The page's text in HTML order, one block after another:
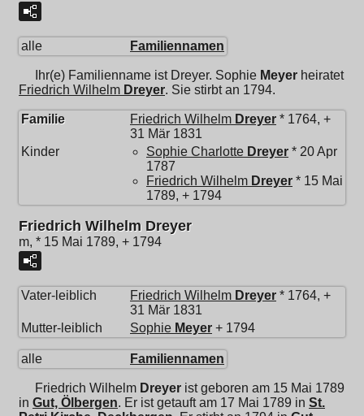
alle Familiennamen
Ihr(e) Familienname ist Dreyer. Sophie Meyer heiratet
Friedrich Wilhelm Dreyer. Sie stirbt an 1794.
Familie Friedrich Wilhelm Dreyer * 1764, +
31 Mär 1831
Kinder
Sophie Charlotte Dreyer * 20 Apr
1787
Friedrich Wilhelm Dreyer * 15 Mai
1789, + 1794
Friedrich Wilhelm Dreyer
m, * 15 Mai 1789, + 1794
Vater-leiblich Friedrich Wilhelm Dreyer * 1764, +
31 Mär 1831
Mutter-leiblich
Sophie Meyer + 1794
alle Familiennamen
Friedrich Wilhelm Dreyer ist geboren am 15 Mai 1789
in Gut, Ölbergen. Er ist getauft am 17 Mai 1789 in St.